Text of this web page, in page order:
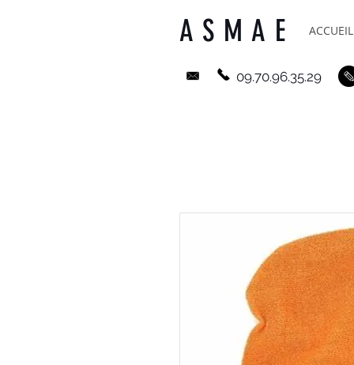
ASMAE ACCUEIL
09.70.96.35.29